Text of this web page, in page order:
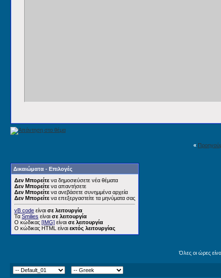
«
Δικαιώματα - Επιλογές
Δεν Μπορείτε να δημοσιεύσετε νέα θέματα
Δεν Μπορείτε να απαντήσετε
Δεν Μπορείτε να ανεβάσετε συνημμένα αρχεία
Δεν Μπορείτε να επεξεργαστείτε τα μηνύματα σας
vB code είναι σε λειτουργία
Τα Smilies είναι σε λειτουργία
Ο κώδικας [IMG] είναι σε λειτουργία
Ο κώδικας HTML είναι εκτός λειτουργίας
Όλες οι ώρες